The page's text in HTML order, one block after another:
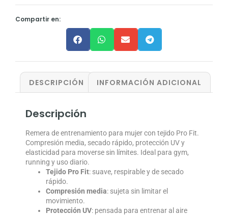
Compartir en:
DESCRIPCIÓN INFORMACIÓN ADICIONAL
Descripción
Remera de entrenamiento para mujer con tejido Pro Fit.
Compresión media, secado rápido, protección UV y
elasticidad para moverse sin límites. Ideal para gym,
running y uso diario.
Tejido Pro Fit: suave, respirable y de secado
rápido.
Compresión media: sujeta sin limitar el
movimiento.
Protección UV: pensada para entrenar al aire